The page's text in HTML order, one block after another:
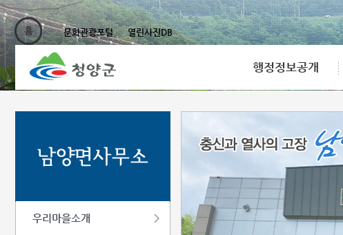
문화관광포털 열린사진DB
행정정보공개
우리마을소개